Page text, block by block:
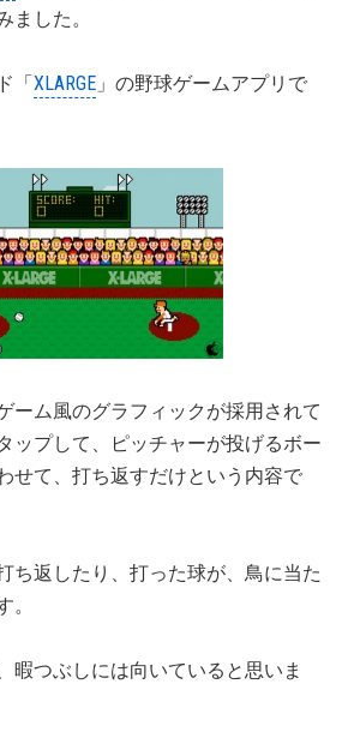
ました。
「XLARGE 」の野球ゲームアプリで
ーム風のグラフィックが採用されて
ップして、ピッチャーが投げるボー
せて、打ち返すだけという内容で
ち返したり、打った球が、鳥に当た
。
暇つぶしには向いていると思いま